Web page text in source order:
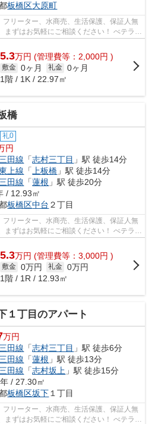
板橋区大原町
フリーター、水商売、生活保護、保証人無
まずはお気軽にご相談ください！ べテラン
...
5.3万円 (管理費等：2,000円 )
敷金 0ヶ月 礼金 0ヶ月
1階 / 1K / 22.97㎡
橋
礼0
円
田線 「志村三丁目 」駅 徒歩14分
上線 「上板橋 」駅 徒歩14分
田線 「蓮根 」駅 徒歩20分
/ 12.93㎡
板橋区中台 ２丁目
フリーター、水商売、生活保護、保証人無
まずはお気軽にご相談ください！ べテラン
5.3万円 (管理費等：3,000円 )
敷金 0万円 礼金 0万円
1階 / 1R / 12.93㎡
１丁目のアパート
万円
田線 「志村三丁目 」駅 徒歩6分
田線 「蓮根 」駅 徒歩13分
田線 「志村坂上 」駅 徒歩15分
/ 27.30㎡
板橋区坂下 １丁目
フリーター、水商売、生活保護、保証人無
まずはお気軽にご相談ください！ べテラン